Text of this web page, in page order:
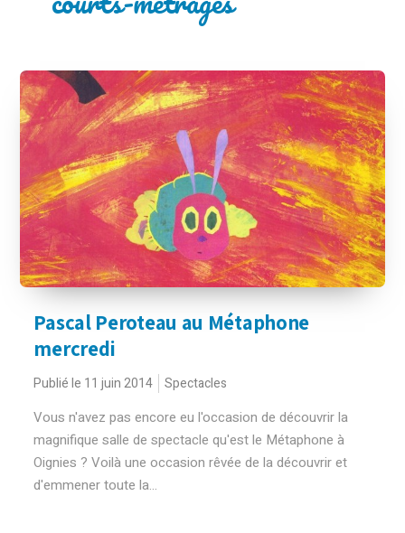
courts-métrages
Pascal Peroteau au Métaphone
mercredi
Publié le 11 juin 2014 Spectacles
Vous n'avez pas encore eu l'occasion de découvrir la
magnifique salle de spectacle qu'est le Métaphone à
Oignies ? Voilà une occasion rêvée de la découvrir et
d'emmener toute la...